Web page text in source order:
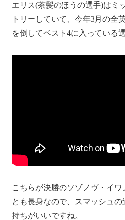
エリス(茶髪のほうの選手)はミ
トリーしていて、今年3月の全
を倒してベスト4に入っている選
こちらが決勝のソゾノヴ・イ
とも長身なので、スマッシュ
持ちがいいですね。